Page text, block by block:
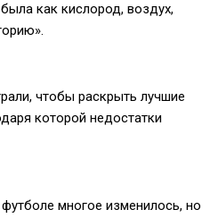
как кислород, воздух,
чтобы раскрыть лучшие
которой недостатки
многое изменилось, но